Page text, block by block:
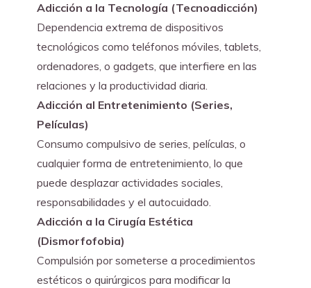
Adicción a la Tecnología (Tecnoadicción)
Dependencia extrema de dispositivos
tecnológicos como teléfonos móviles, tablets,
ordenadores, o gadgets, que interfiere en las
relaciones y la productividad diaria.
Adicción al Entretenimiento (Series,
Películas)
Consumo compulsivo de series, películas, o
cualquier forma de entretenimiento, lo que
puede desplazar actividades sociales,
responsabilidades y el autocuidado.
Adicción a la Cirugía Estética
(Dismorfofobia)
Compulsión por someterse a procedimientos
estéticos o quirúrgicos para modificar la